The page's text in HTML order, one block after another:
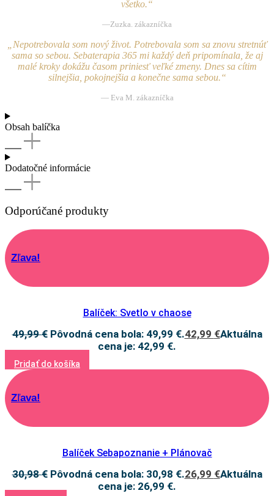
všetko.“
—Zuzka. zákazníčka
„Nepotrebovala som nový život. Potrebovala som sa znovu stretnúť
sama so sebou. Sebaterapia 365 mi každý deň pripomínala, že aj
malé kroky dokážu časom priniesť veľké zmeny. Dnes sa cítim
silnejšia, pokojnejšia a konečne sama sebou.“
— Eva M. zákazníčka
Obsah balíčka
Dodatočné informácie
Odporúčané produkty
Zľava!
Balíček: Svetlo v chaose
49,99€ Pôvodná cena bola: 49,99 €.42,99 €Aktuálna
cena je: 42,99 €.
Pridať do košíka
Zľava!
Balíček Sebapoznanie + Plánovač
30,98€ Pôvodná cena bola: 30,98 €.26,99 €Aktuálna
cena je: 26,99 €.